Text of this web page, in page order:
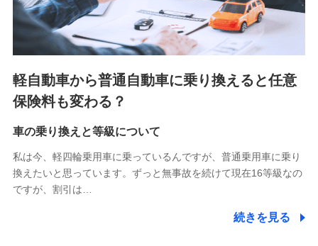
ssi.co.jp/)
SBIリスタ少額短期保険会社
(https://www.jishin.co.jp/)
スマートプラス少額短期保険株式会社
チューリッヒ少額短期保険株式会社
(https://www.zurichssi.co.jp/)
(https://www.tokiomarine-x.co.jp/)
(https://pshoken.co.jp/)
リトルファミリー少額短期保険株式会社
(https://www.littlefamily-ssi.com/)
軽自動車から普通自動車に乗り換えると任意
保険料も変わる？
車の乗り換えと等級について
私は今、軽四輪乗用車に乗っているんですが、普通乗用車に乗り
換えたいと思っています。ずっと無事故を続けて現在16等級なの
ですが、割引は…
続きを見る